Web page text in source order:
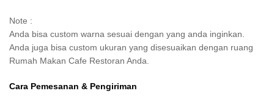
Note :
Anda bisa custom warna sesuai dengan yang anda inginkan.
Anda juga bisa custom ukuran yang disesuaikan dengan ruang
Rumah Makan Cafe Restoran Anda.
Cara Pemesanan & Pengiriman